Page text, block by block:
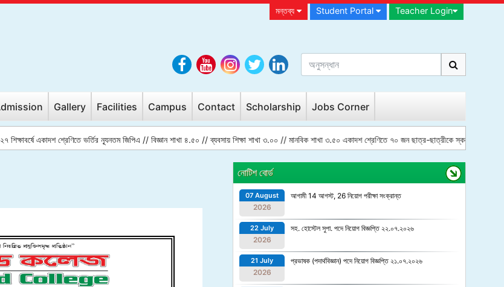
মন্তব্য Student Portal Teacher Login
Gallery Facilities Campus Contact Scholarship Jobs Corner
একাদশ শ্রেণিতে ভর্তির ন্যূনতম জিপিএ // বিজ্ঞান শাখা ৪.৫০ // ব্যবসায় শিক্ষা শাখা ৩.০০ // মানবিক শাখা ৩.৫০ একাদশ শ্রেণিতে ৭০ জন ছাত্র-ছাত্রীকে স্কলারশিপ প্রদান
নোটিশ বোর্ড
07 August
2026
আগামী 14 আগস্ট, 26 নিয়োগ পরীক্ষা সংক্রান্ত
22 July
2026
সহ. হোস্টেল সুপা. পদে নিয়োগ বিজ্ঞপ্তি ২২.০৭.২০২৬
21 July
2026
প্রভাষক (পদার্থবিজ্ঞান) পদে নিয়োগ বিজ্ঞপ্তি ২১.০৭.২০২৬